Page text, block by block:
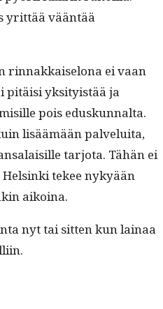
yrit­tää vään­tää
rin­nakkaiselona ei vaan
pitäisi yksi­ty­istää ja
pois eduskunnal­ta.
lisäämään palvelui­ta,
tar­jo­ta. Tähän ei
tekee nykyään
aikoina.
nyt tai sit­ten kun lainaa